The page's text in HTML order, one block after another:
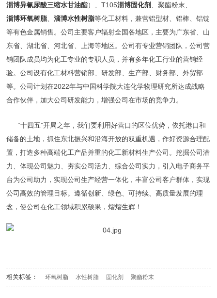
淄博异氰尿酸三缩水甘油酯）、T105淄博固化剂
、聚酯粉末、
淄博环氧树脂 、淄博水性树脂等化工材料，兼营铝型材、铝棒、铝锭
等有色金属销售。公司主要客户辐射全国各地区，主要为广东省、山
东省、湖北省、河北省、上海等地区。公司有专业营销团队，公司营
销团队成员均为化工专业的专职人员，并有多年化工行业的营销经
验。公司设有化工材料营销部、研发部、生产部、财务部、外贸部
等。公司计划在2022年与中国科学院大连化学物理研究所达成战略
合作伙伴，加大公司研发能力，增强公司在市场的竞争力。
“十四五”开局之年，我们要利用好营口的区位优势，依托港口和
储备的土地，抓住东北振兴和沿海开放的双重机遇，作好资源合理配
置，打造多种高端化工产品并重的化工新材料生产公司。挖掘公司潜
力、体现公司魅力、夯实公司活力、综合公司实力，引入电子商务平
台为公司助力，实现公司生产经营一体化，丰富公司客户群体，实现
公司高效的管理目标。遵循创新、绿色、可持续、高质量发展的理
念，使公司在化工领域积累硕果，熠熠生辉！
相关标签： 环氧树脂 水性树脂 固化剂 聚酯粉末